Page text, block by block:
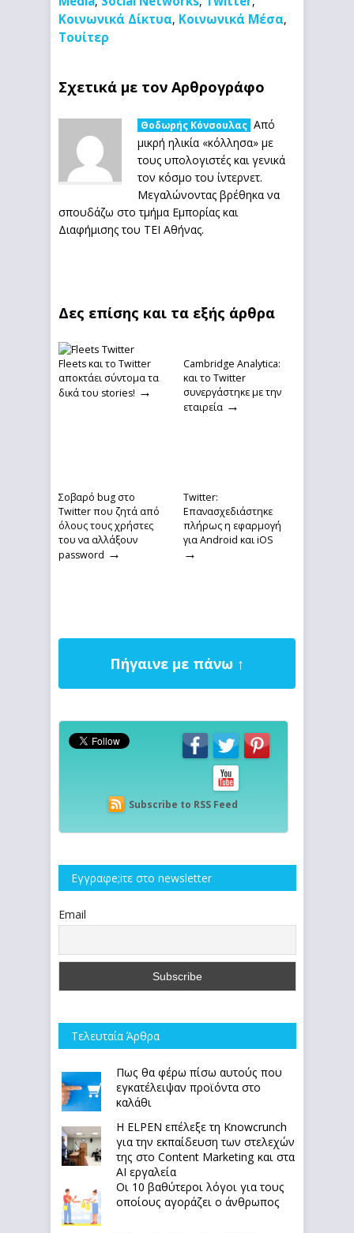
Κοινωνικά Δίκτυα, Κοινωνικά Μέσα,
Τουίτερ
Σχετικά με τον Αρθρογράφο
Θοδωρής Κόνσουλας Από
μικρή ηλικία «κόλλησα» με
τους υπολογιστές και γενικά
τον κόσμο του ίντερνετ.
Μεγαλώνοντας βρέθηκα να
σπουδάζω στο τμήμα Εμπορίας και
Διαφήμισης του ΤΕΙ Αθήνας.
Δες επίσης και τα εξής άρθρα
Fleets και το Twitter
αποκτάει σύντομα τα
δικά του stories! →
Cambridge Analytica:
και το Twitter
συνεργάστηκε με την
εταιρεία →
Σοβαρό bug στο
Twitter που ζητά από
όλους τους χρήστες
του να αλλάξουν
password →
Twitter:
Επανασχεδιάστηκε
πλήρως η εφαρμογή
για Android και iOS
→
Πήγαινε με πάνω ↑
Subscribe to RSS Feed
Εγγραφe;iτε στο newsletter
Email
Τελευταία Άρθρα
Πως θα φέρω πίσω αυτούς που
εγκατέλειψαν προϊόντα στο
καλάθι
Η ELPEN επέλεξε τη Knowcrunch
για την εκπαίδευση των στελεχών
της στο Content Marketing και στα
AI εργαλεία
Οι 10 βαθύτεροι λόγοι για τους
οποίους αγοράζει ο άνθρωπος